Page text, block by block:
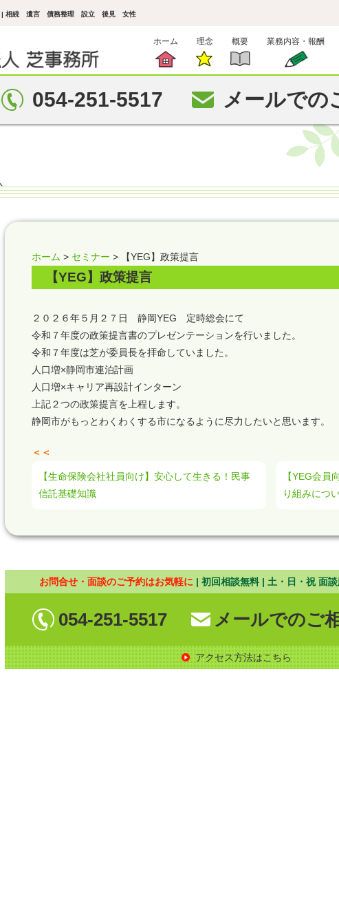
】 | 相続 遺言 債務整理 設立 後見 女性
ホーム 理念 概要 業務内容・報酬
054-251-5517 メールでの
ホーム > セミナー > 【YEG】政策提言
【YEG】政策提言
２０２６年５月２７日 静岡YEG 定時総会にて
令和７年度の政策提言書のプレゼンテーションを行いました。
令和７年度は芝が委員長を拝命していました。
人口増×静岡市連泊計画
人口増×キャリア再設計インターン
上記２つの政策提言を上程します。
静岡市がもっとわくわくする市になるように尽力したいと思います。
＜＜
【生命保険会社社員向け】安心して生きる！民事
信託基礎知識
【YEG会員
り組みにつ
お問合せ・面談のご予約はお気軽に | 初回相談無料 | 土・日・祝 面
054-251-5517 メールでのご
アクセス方法はこちら